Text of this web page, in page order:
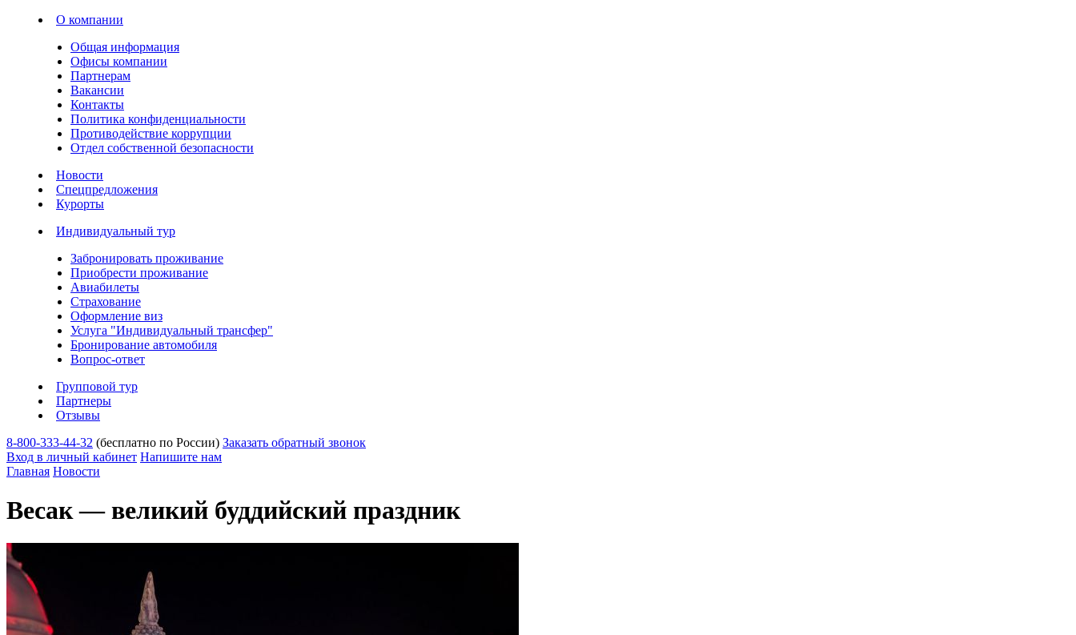
О компании
Общая информация
Офисы компании
Партнерам
Вакансии
Контакты
Политика конфиденциальности
Противодействие коррупции
Отдел собственной безопасности
Новости
Спецпредложения
Курорты
Индивидуальный тур
Забронировать проживание
Приобрести проживание
Авиабилеты
Страхование
Оформление виз
Услуга "Индивидуальный трансфер"
Бронирование автомобиля
Вопрос-ответ
Групповой тур
Партнеры
Отзывы
8-800-333-44-32 (бесплатно по России) Заказать обратный звонок
Вход в личный кабинет Напишите нам
Главная Новости
Весак — великий буддийский праздник